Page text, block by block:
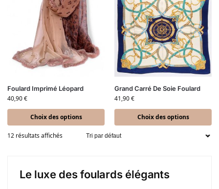
Foulard Imprimé Léopard
40,90€
Choix des options
Grand Carré De Soie Foulard
41,90€
Choix des options
12 résultats affichés
Le luxe des foulards élégants